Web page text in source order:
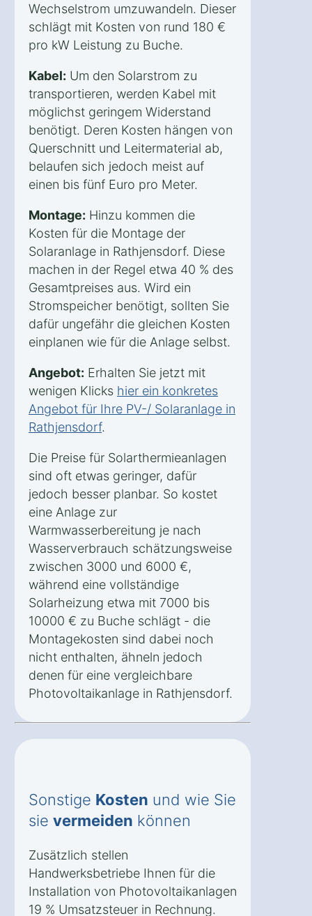
Wechselstrom umzuwandeln. Dieser
schlägt mit Kosten von rund 180 €
pro kW Leistung zu Buche.
Kabel: Um den Solarstrom zu
transportieren, werden Kabel mit
möglichst geringem Widerstand
benötigt. Deren Kosten hängen von
Querschnitt und Leitermaterial ab,
belaufen sich jedoch meist auf
einen bis fünf Euro pro Meter.
Montage: Hinzu kommen die
Kosten für die Montage der
Solaranlage in Rathjensdorf. Diese
machen in der Regel etwa 40 % des
Gesamtpreises aus. Wird ein
Stromspeicher benötigt, sollten Sie
dafür ungefähr die gleichen Kosten
einplanen wie für die Anlage selbst.
Angebot: Erhalten Sie jetzt mit
wenigen Klicks hier ein konkretes
Angebot für Ihre PV-/ Solaranlage in
Rathjensdorf.
Die Preise für Solarthermieanlagen
sind oft etwas geringer, dafür
jedoch besser planbar. So kostet
eine Anlage zur
Warmwasserbereitung je nach
Wasserverbrauch schätzungsweise
zwischen 3000 und 6000 €,
während eine vollständige
Solarheizung etwa mit 7000 bis
10000 € zu Buche schlägt - die
Montagekosten sind dabei noch
nicht enthalten, ähneln jedoch
denen für eine vergleichbare
Photovoltaikanlage in Rathjensdorf.
Sonstige Kosten und wie Sie
sie vermeiden können
Zusätzlich stellen
Handwerksbetriebe Ihnen für die
Installation von Photovoltaikanlagen
19 % Umsatzsteuer in Rechnung.